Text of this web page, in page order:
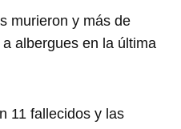
murieron y más de
albergues en la última
11 fallecidos y las